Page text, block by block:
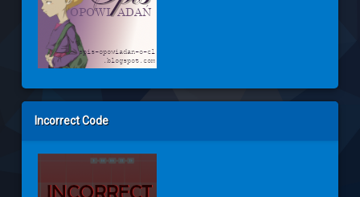
Incorrect Code